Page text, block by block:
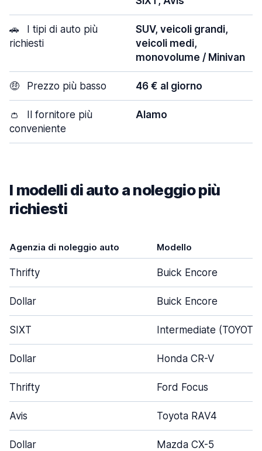
🚗
I tipi di auto più
richiesti
SUV, veicoli grandi,
veicoli medi,
monovolume / Minivan
🤑 Prezzo più basso 46 € al giorno
👛
Il fornitore più
conveniente
Alamo
I modelli di auto a noleggio più
richiesti
Agenzia di noleggio auto Modello
Thrifty Buick Encore
Dollar Buick Encore
SIXT Intermediate
Dollar Honda CR-V
Thrifty Ford Focus
Avis Toyota RAV4
Dollar Mazda CX-5